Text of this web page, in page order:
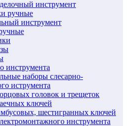
инструмент
ручные
инструмент
инструмента
наборы слесарно-
иструмента
головок и трещеток
ключей
шестигранных ключей
инструмента